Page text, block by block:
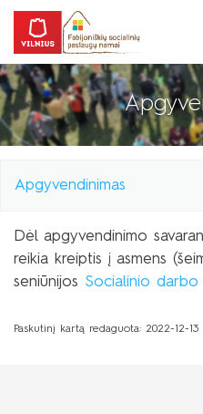
Savarankiško
Kaina
Search bar place.
>
Apgyvendinimas
Savarankiško
Kontaktai
Dėl apgyvendinimo
reikia kreiptis į asmens
seniūnijos Socialinio darbo
Paskutinį kartą redaguota: 2022-12-13